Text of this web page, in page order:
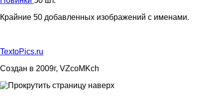
Крайние 50 добавленных изображений с именами.
TextoPics.ru
Создан в 2009г, VZcoMKch